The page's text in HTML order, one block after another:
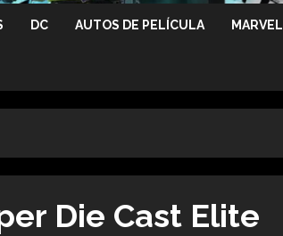
DC AUTOS DE PELÍCULA MARVEL
Die Cast Elite